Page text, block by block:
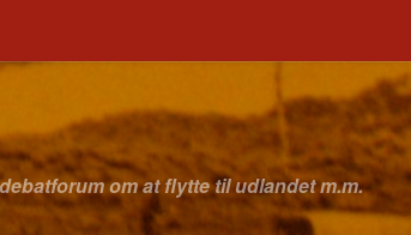
om at flytte til udlandet m.m.